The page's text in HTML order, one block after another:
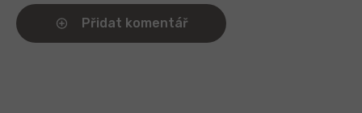
Přidat komentář